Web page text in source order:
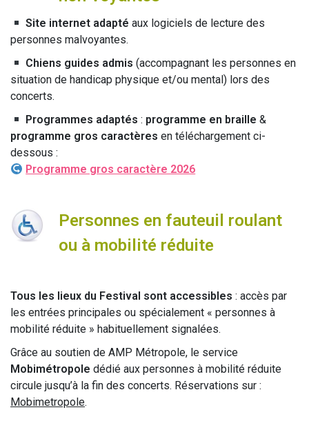
Site internet adaptéaux logiciels de lecture des
personnes malvoyantes.
Chiens guides admis (accompagnant les personnes en
situation de handicap physique et/ou mental) lors des
concerts.
Programmes adaptés : programme en braille &
programme gros caractères en téléchargement ci-
dessous :
Programme gros caractère 2026
Personnes en fauteuil roulant
ou à mobilité réduite
Tous les lieux du Festival sont accessibles : accès par
les entrées principales ou spécialement « personnes à
mobilité réduite » habituellement signalées.
Grâce au soutien de AMP Métropole, le service
Mobimétropole dédié aux personnes à mobilité réduite
circule jusqu’à la fin des concerts. Réservations sur :
Mobimetropole.